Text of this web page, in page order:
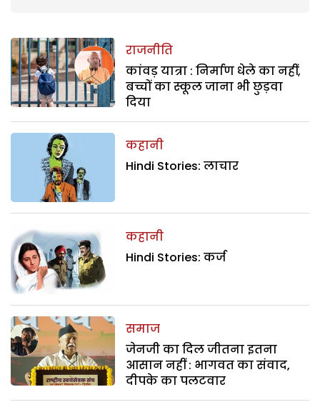
राजनीति
कांवड़ यात्रा : निर्माण धेले का नहीं,
बच्चों का स्कूल जाना भी छुड़वा
दिया
कहानी
Hindi Stories: लाचार
कहानी
Hindi Stories: कर्ज
समाज
जेनजी का दिल जीतना इतना
आसान नहीं : भागवत का संवाद,
दीपके का पलटवार